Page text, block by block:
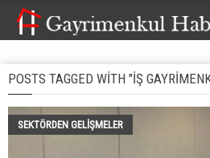
POSTS TAGGED WITH "İŞ
SEKTÖRDEN GELIŞMELER